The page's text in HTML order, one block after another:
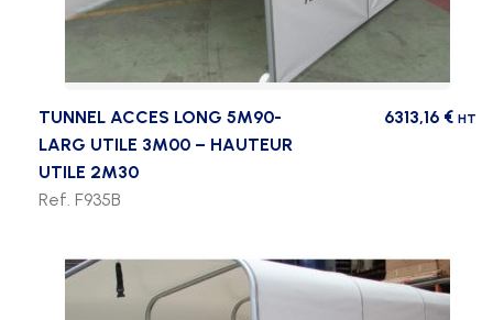
TUNNEL ACCES LONG 5M90-
LARG UTILE 3M00 – HAUTEUR
UTILE 2M30
6313,16 € HT
Ref. F935B